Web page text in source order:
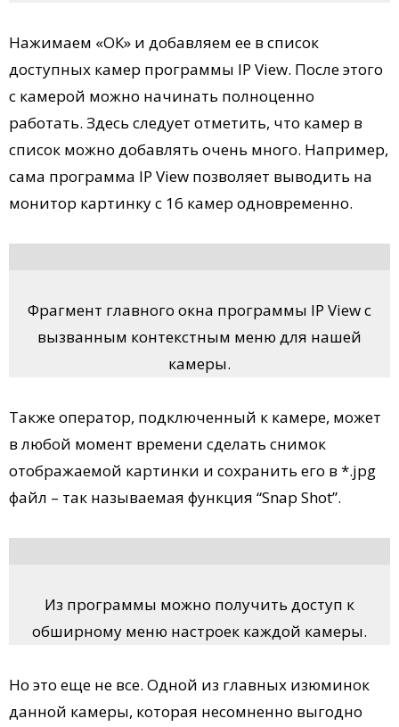
Нажимаем «ОК» и добавляем ее в список
доступных камер программы IP View. После этого
с камерой можно начинать полноценно
работать. Здесь следует отметить, что камер в
список можно добавлять очень много. Например,
сама программа IP View позволяет выводить на
монитор картинку с 16 камер одновременно.
Фрагмент главного окна программы IP View с
вызванным контекстным меню для нашей
камеры.
Также оператор, подключенный к камере, может
в любой момент времени сделать снимок
отображаемой картинки и сохранить его в *.jpg
файл – так называемая функция “Snap Shot”.
Из программы можно получить доступ к
обширному меню настроек каждой камеры.
Но это еще не все. Одной из главных изюминок
данной камеры, которая несомненно выгодно